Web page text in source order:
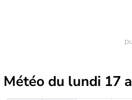
Météo du lundi 17